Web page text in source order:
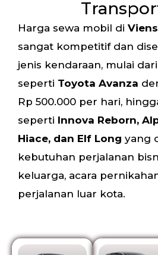
Harga sewa mobil di
sangat kompetitif dan
jenis kendaraan, mulai
seperti Toyota Avanza
Rp 500.000 per hari,
seperti Innova Reborn,
Hiace, dan Elf Long yang
kebutuhan perjalanan
keluarga, acara
perjalanan luar kota.